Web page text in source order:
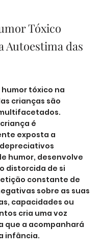
Tóxico
Autoestima das
tóxico na
crianças são
é
exposta a
humor, desenvolve
distorcida de si
constante de
sobre as suas
capacidades ou
cria uma voz
que a acompanhará
infância.